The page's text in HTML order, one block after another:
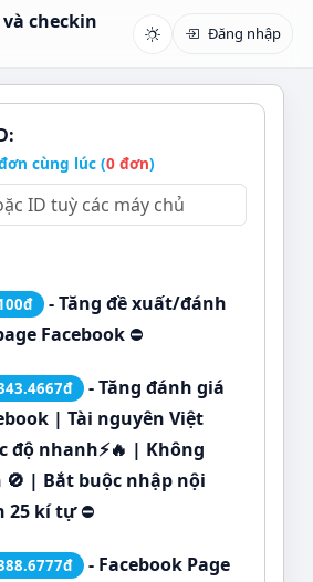
checkin
Đăng nhập
cùng lúc (0đơn)
- Tăng đề xuất/đánh
Facebook⛔
- Tăng đánh giá
| Tài nguyên Việt
độ nhanh⚡🔥 | Không
🚫 | Bắt buộc nhập nội
25 kí tự⛔
- Facebook Page